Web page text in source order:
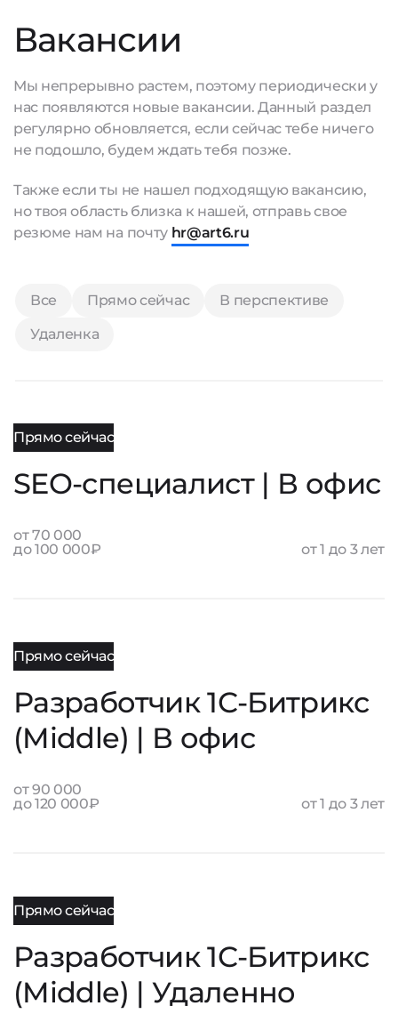
Вакансии
Мы непрерывно растем, поэтому периодически у
нас появляются новые вакансии. Данный раздел
регулярно обновляется, если сейчас тебе ничего
не подошло, будем ждать тебя позже.
Также если ты не нашел подходящую вакансию,
но твоя область близка к нашей, отправь свое
резюме нам на почту hr@art6.ru
Все Прямо сейчас
В перспективе
Удаленка
Прямо сейчас
SEO-специалист | В офис
от 70 000
до 100 000₽
от 1 до 3 лет
Прямо сейчас
Разработчик 1С‑Битрикс
(Middle) | В офис
от 90 000
до 120 000₽
от 1 до 3 лет
Прямо сейчас
Разработчик 1С‑Битрикс
(Middle) | Удаленно